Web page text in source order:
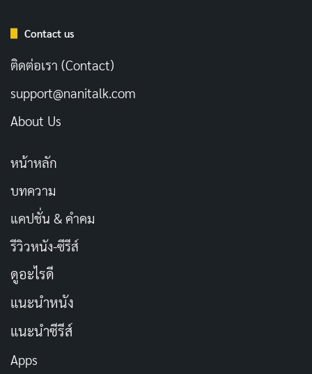
เชื่อได้ว่า ไม่ว่าจะเป็นผู้กระทำหรือสิ่งที่อยู่เบื้องหลัง อาจมา
สิ่งสำคัญที่ผู้ชมต้องรู้ก่อนเริ่มดูสารคดีเรื่องนี้คือ George
จากผู้ที่อ้างว่าถูกมนุษย์ต่างดาวลักพาตัว ไม่ว่าความจริงจะ
และสืบสวนของเขาผ่านรางวัลที่เขาได้รับ การที่เขา
สามารถโน้มน้าวแหล่งข่าวที่ไม่เคยเปิดเผยตัวมาก่อนได้ให้
มาเล่าความจริงนี้แสดงให้เห็นถึงความน่าเชื่อถือและความ
เชี่ยวชาญของเขา
ในแต่ละตอนที่ Knapp เดินทางไปยังสถานที่ต่าง ๆ ทั้งใน
อเมริกาเหนือและที่อื่น ๆ เช่น บราซิล ซึ่งปรากฏในตอนที่
โดยมี Laux ช่วยให้มุมมองที่แตกต่าง ทั้งนี้ ความละเอียด
Contact us
ติดต่อเรา (Contact)
support@nanitalk.com
About Us
หน้าหลัก
บทความ
แคปชั่น & คำคม
รีวิวหนัง-ซีรีส์
ดูอะไรดี
แนะนำหนัง
แนะนำซีรีส์
Apps